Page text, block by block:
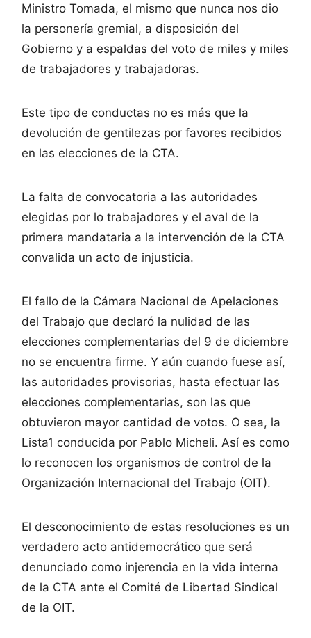
Ministro Tomada, el mismo que nunca nos dio
la personería gremial, a disposición del
Gobierno y a espaldas del voto de miles y miles
de trabajadores y trabajadoras.
Este tipo de conductas no es más que la
devolución de gentilezas por favores recibidos
en las elecciones de la CTA.
La falta de convocatoria a las autoridades
elegidas por lo trabajadores y el aval de la
primera mandataria a la intervención de la CTA
convalida un acto de injusticia.
El fallo de la Cámara Nacional de Apelaciones
del Trabajo que declaró la nulidad de las
elecciones complementarias del 9 de diciembre
no se encuentra firme. Y aún cuando fuese así,
las autoridades provisorias, hasta efectuar las
elecciones complementarias, son las que
obtuvieron mayor cantidad de votos. O sea, la
Lista1 conducida por Pablo Micheli. Así es como
lo reconocen los organismos de control de la
Organización Internacional del Trabajo (OIT).
El desconocimiento de estas resoluciones es un
verdadero acto antidemocrático que será
denunciado como injerencia en la vida interna
de la CTA ante el Comité de Libertad Sindical
de la OIT.